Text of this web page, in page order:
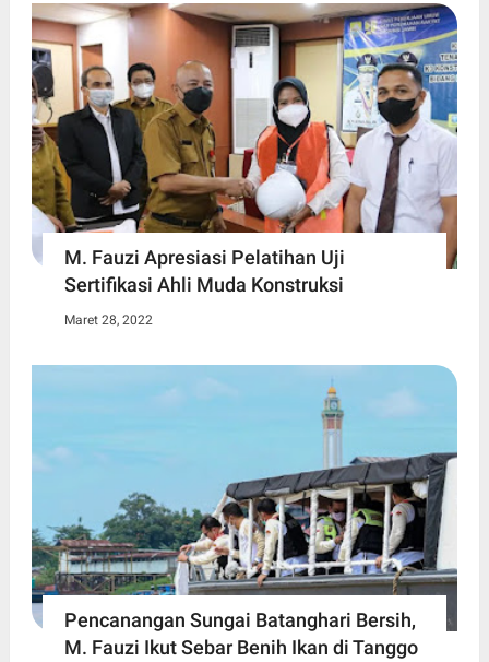
M. Fauzi Apresiasi Pelatihan Uji
Sertifikasi Ahli Muda Konstruksi
Maret 28, 2022
Pencanangan Sungai Batanghari Bersih,
M. Fauzi Ikut Sebar Benih Ikan di Tanggo